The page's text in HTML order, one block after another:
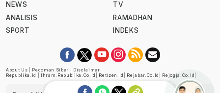
NEWS
ANALISIS
SPORT
TV
RAMADHAN
INDEKS
About Us Pedoman Siber
Disclaimer
Republika.id
Ihram.republika.co.id Retizen.id Rejabar.co.id Rejogja.co.id